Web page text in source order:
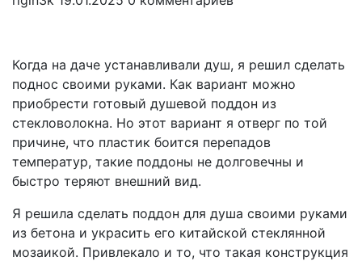
Когда на даче устанавливали душ, я решил сделать
поднос своими руками. Как вариант можно
приобрести готовый душевой поддон из
стекловолокна. Но этот вариант я отверг по той
причине, что пластик боится перепадов
температур, такие поддоны не долговечны и
быстро теряют внешний вид.
Я решила сделать поддон для душа своими руками
из бетона и украсить его китайской стеклянной
мозаикой. Привлекало и то, что такая конструкция